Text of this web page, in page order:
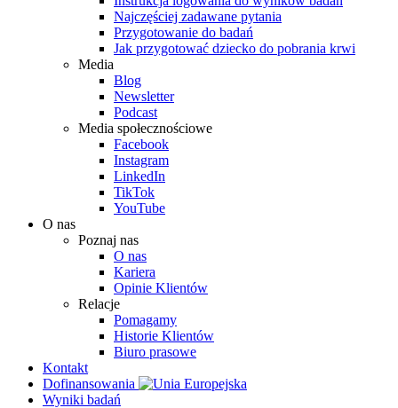
Najczęściej zadawane pytania
Przygotowanie do badań
Jak przygotować dziecko do pobrania krwi
Media
Blog
Newsletter
Podcast
Media społecznościowe
Facebook
Instagram
LinkedIn
TikTok
YouTube
O nas
Poznaj nas
O nas
Kariera
Opinie Klientów
Relacje
Pomagamy
Historie Klientów
Biuro prasowe
Kontakt
Dofinansowania
Wyniki badań